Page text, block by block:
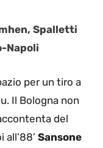
Spalletti
Napoli
per un tiro a
Il Bologna non
del
Sansone